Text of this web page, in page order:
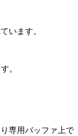
います。
。
専用バッファ上で